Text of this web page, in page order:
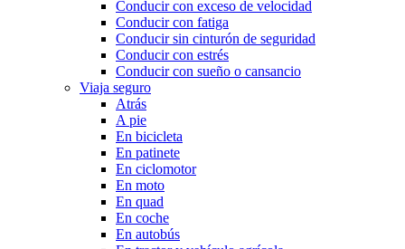
Conducir con exceso de velocidad
Conducir con fatiga
Conducir sin cinturón de seguridad
Conducir con estrés
Conducir con sueño o cansancio
Viaja seguro
Atrás
A pie
En bicicleta
En patinete
En ciclomotor
En moto
En quad
En coche
En autobús